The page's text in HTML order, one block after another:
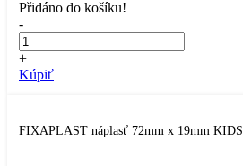
Přidáno do košíku!
-
+
Kúpiť
FIXAPLAST náplasť 72mm x 19mm KIDS